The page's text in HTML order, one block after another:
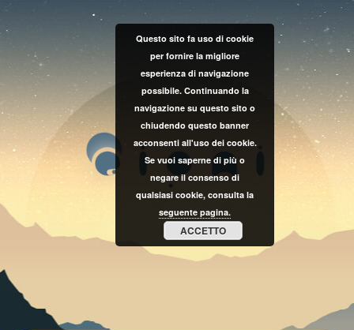
Questo sito fa uso di cookie
per fornire la migliore
esperienza di navigazione
possibile. Continuando la
navigazione su questo sito o
chiudendo questo banner
acconsenti all'uso dei cookie.
Se vuoi saperne di più o
negare il consenso di
qualsiasi cookie, consulta la
seguente pagina.
ACCETTO